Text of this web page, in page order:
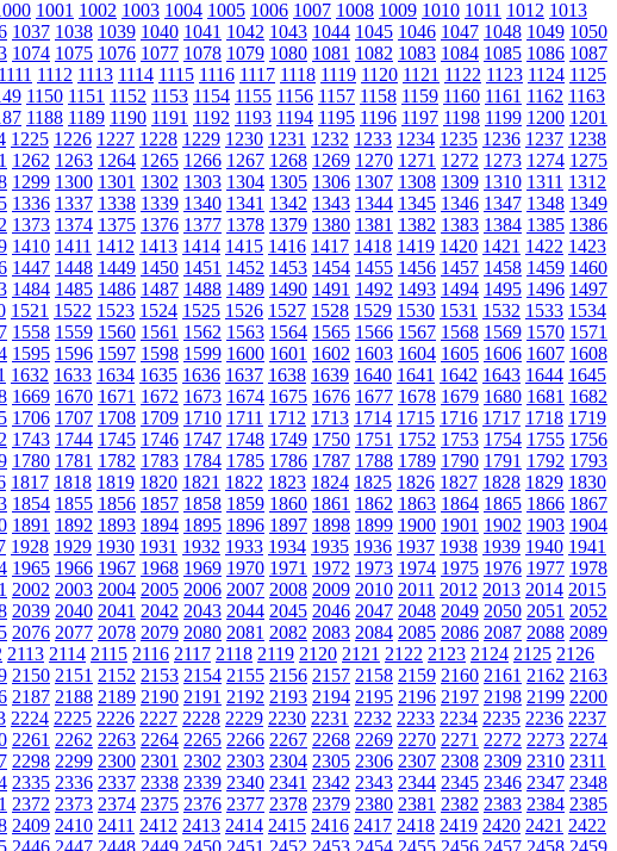
1001 1002 1003 1004 1005 1006 1007 1008 1009 1010 1011 1012 1013
1037 1038 1039 1040 1041 1042 1043 1044 1045 1046 1047 1048 1049 1050
1074 1075 1076 1077 1078 1079 1080 1081 1082 1083 1084 1085 1086 1087
1111 1112 1113 1114 1115 1116 1117 1118 1119 1120 1121 1122 1123 1124 1125
1150 1151 1152 1153 1154 1155 1156 1157 1158 1159 1160 1161 1162 1163
1188 1189 1190 1191 1192 1193 1194 1195 1196 1197 1198 1199 1200 1201
1225 1226 1227 1228 1229 1230 1231 1232 1233 1234 1235 1236 1237 1238
1262 1263 1264 1265 1266 1267 1268 1269 1270 1271 1272 1273 1274 1275
1299 1300 1301 1302 1303 1304 1305 1306 1307 1308 1309 1310 1311 1312
1336 1337 1338 1339 1340 1341 1342 1343 1344 1345 1346 1347 1348 1349
1373 1374 1375 1376 1377 1378 1379 1380 1381 1382 1383 1384 1385 1386
1410 1411 1412 1413 1414 1415 1416 1417 1418 1419 1420 1421 1422 1423
1447 1448 1449 1450 1451 1452 1453 1454 1455 1456 1457 1458 1459 1460
1484 1485 1486 1487 1488 1489 1490 1491 1492 1493 1494 1495 1496 1497
1521 1522 1523 1524 1525 1526 1527 1528 1529 1530 1531 1532 1533 1534
1558 1559 1560 1561 1562 1563 1564 1565 1566 1567 1568 1569 1570 1571
1595 1596 1597 1598 1599 1600 1601 1602 1603 1604 1605 1606 1607 1608
1632 1633 1634 1635 1636 1637 1638 1639 1640 1641 1642 1643 1644 1645
1669 1670 1671 1672 1673 1674 1675 1676 1677 1678 1679 1680 1681 1682
1706 1707 1708 1709 1710 1711 1712 1713 1714 1715 1716 1717 1718 1719
1743 1744 1745 1746 1747 1748 1749 1750 1751 1752 1753 1754 1755 1756
1780 1781 1782 1783 1784 1785 1786 1787 1788 1789 1790 1791 1792 1793
1817 1818 1819 1820 1821 1822 1823 1824 1825 1826 1827 1828 1829 1830
1854 1855 1856 1857 1858 1859 1860 1861 1862 1863 1864 1865 1866 1867
1891 1892 1893 1894 1895 1896 1897 1898 1899 1900 1901 1902 1903 1904
1928 1929 1930 1931 1932 1933 1934 1935 1936 1937 1938 1939 1940 1941
1965 1966 1967 1968 1969 1970 1971 1972 1973 1974 1975 1976 1977 1978
2002 2003 2004 2005 2006 2007 2008 2009 2010 2011 2012 2013 2014 2015
2039 2040 2041 2042 2043 2044 2045 2046 2047 2048 2049 2050 2051 2052
2076 2077 2078 2079 2080 2081 2082 2083 2084 2085 2086 2087 2088 2089
2113 2114 2115 2116 2117 2118 2119 2120 2121 2122 2123 2124 2125 2126
2150 2151 2152 2153 2154 2155 2156 2157 2158 2159 2160 2161 2162 2163
2187 2188 2189 2190 2191 2192 2193 2194 2195 2196 2197 2198 2199 2200
2224 2225 2226 2227 2228 2229 2230 2231 2232 2233 2234 2235 2236 2237
2261 2262 2263 2264 2265 2266 2267 2268 2269 2270 2271 2272 2273 2274
2298 2299 2300 2301 2302 2303 2304 2305 2306 2307 2308 2309 2310 2311
2335 2336 2337 2338 2339 2340 2341 2342 2343 2344 2345 2346 2347 2348
2372 2373 2374 2375 2376 2377 2378 2379 2380 2381 2382 2383 2384 2385
2409 2410 2411 2412 2413 2414 2415 2416 2417 2418 2419 2420 2421 2422
2446 2447 2448 2449 2450 2451 2452 2453 2454 2455 2456 2457 2458 2459